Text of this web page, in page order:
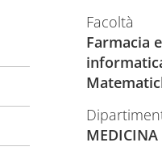
Facoltà
Farmacia
MEDICINA